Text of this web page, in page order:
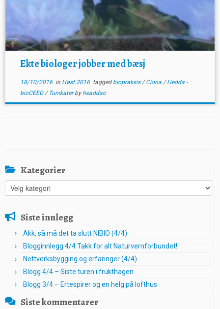
Ekte biologer jobber med bæsj
18/10/2016in Høst 2016 tagged biopraksis/Ciona /Hedda -
bioCEED/ Tunikaterby headdao
Kategorier
Kategorier
Siste innlegg
Akk, så må det ta slutt NIBIO (4/4)
Blogginnlegg 4/4 Takk for alt Naturvernforbundet!
Nettverksbygging og erfaringer (4/4)
Blogg 4/4 – Siste turen i frukthagen
Blogg 3/4 – Ertespirer og en helg på lofthus
Siste kommentarer